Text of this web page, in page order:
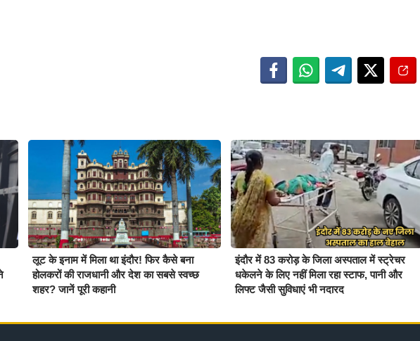
लूट के इनाम में मिला था इंदौर! फिर कैसे बना
होलकरों की राजधानी और देश का सबसे स्वच्छ
शहर? जानें पूरी कहानी
इंदौर में 83 करोड़ के जिला अस्पताल में स्ट्रेचर
धकेलने के लिए नहीं मिला रहा स्टाफ, पानी और
लिफ्ट जैसी सुविधाएं भी नदारद